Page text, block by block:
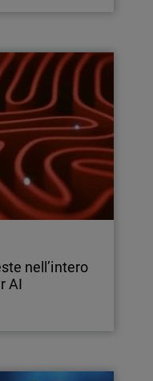
nell’intero
AI